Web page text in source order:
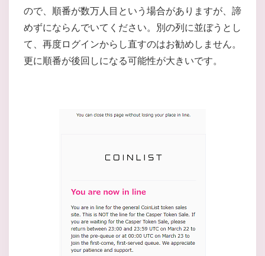
ので、順番が数万人目という場合がありますが、諦
めずにならんでいてください。別の列に並ぼうとし
て、再度ログインからし直すのはお勧めしません。
更に順番が後回しになる可能性が大きいです。